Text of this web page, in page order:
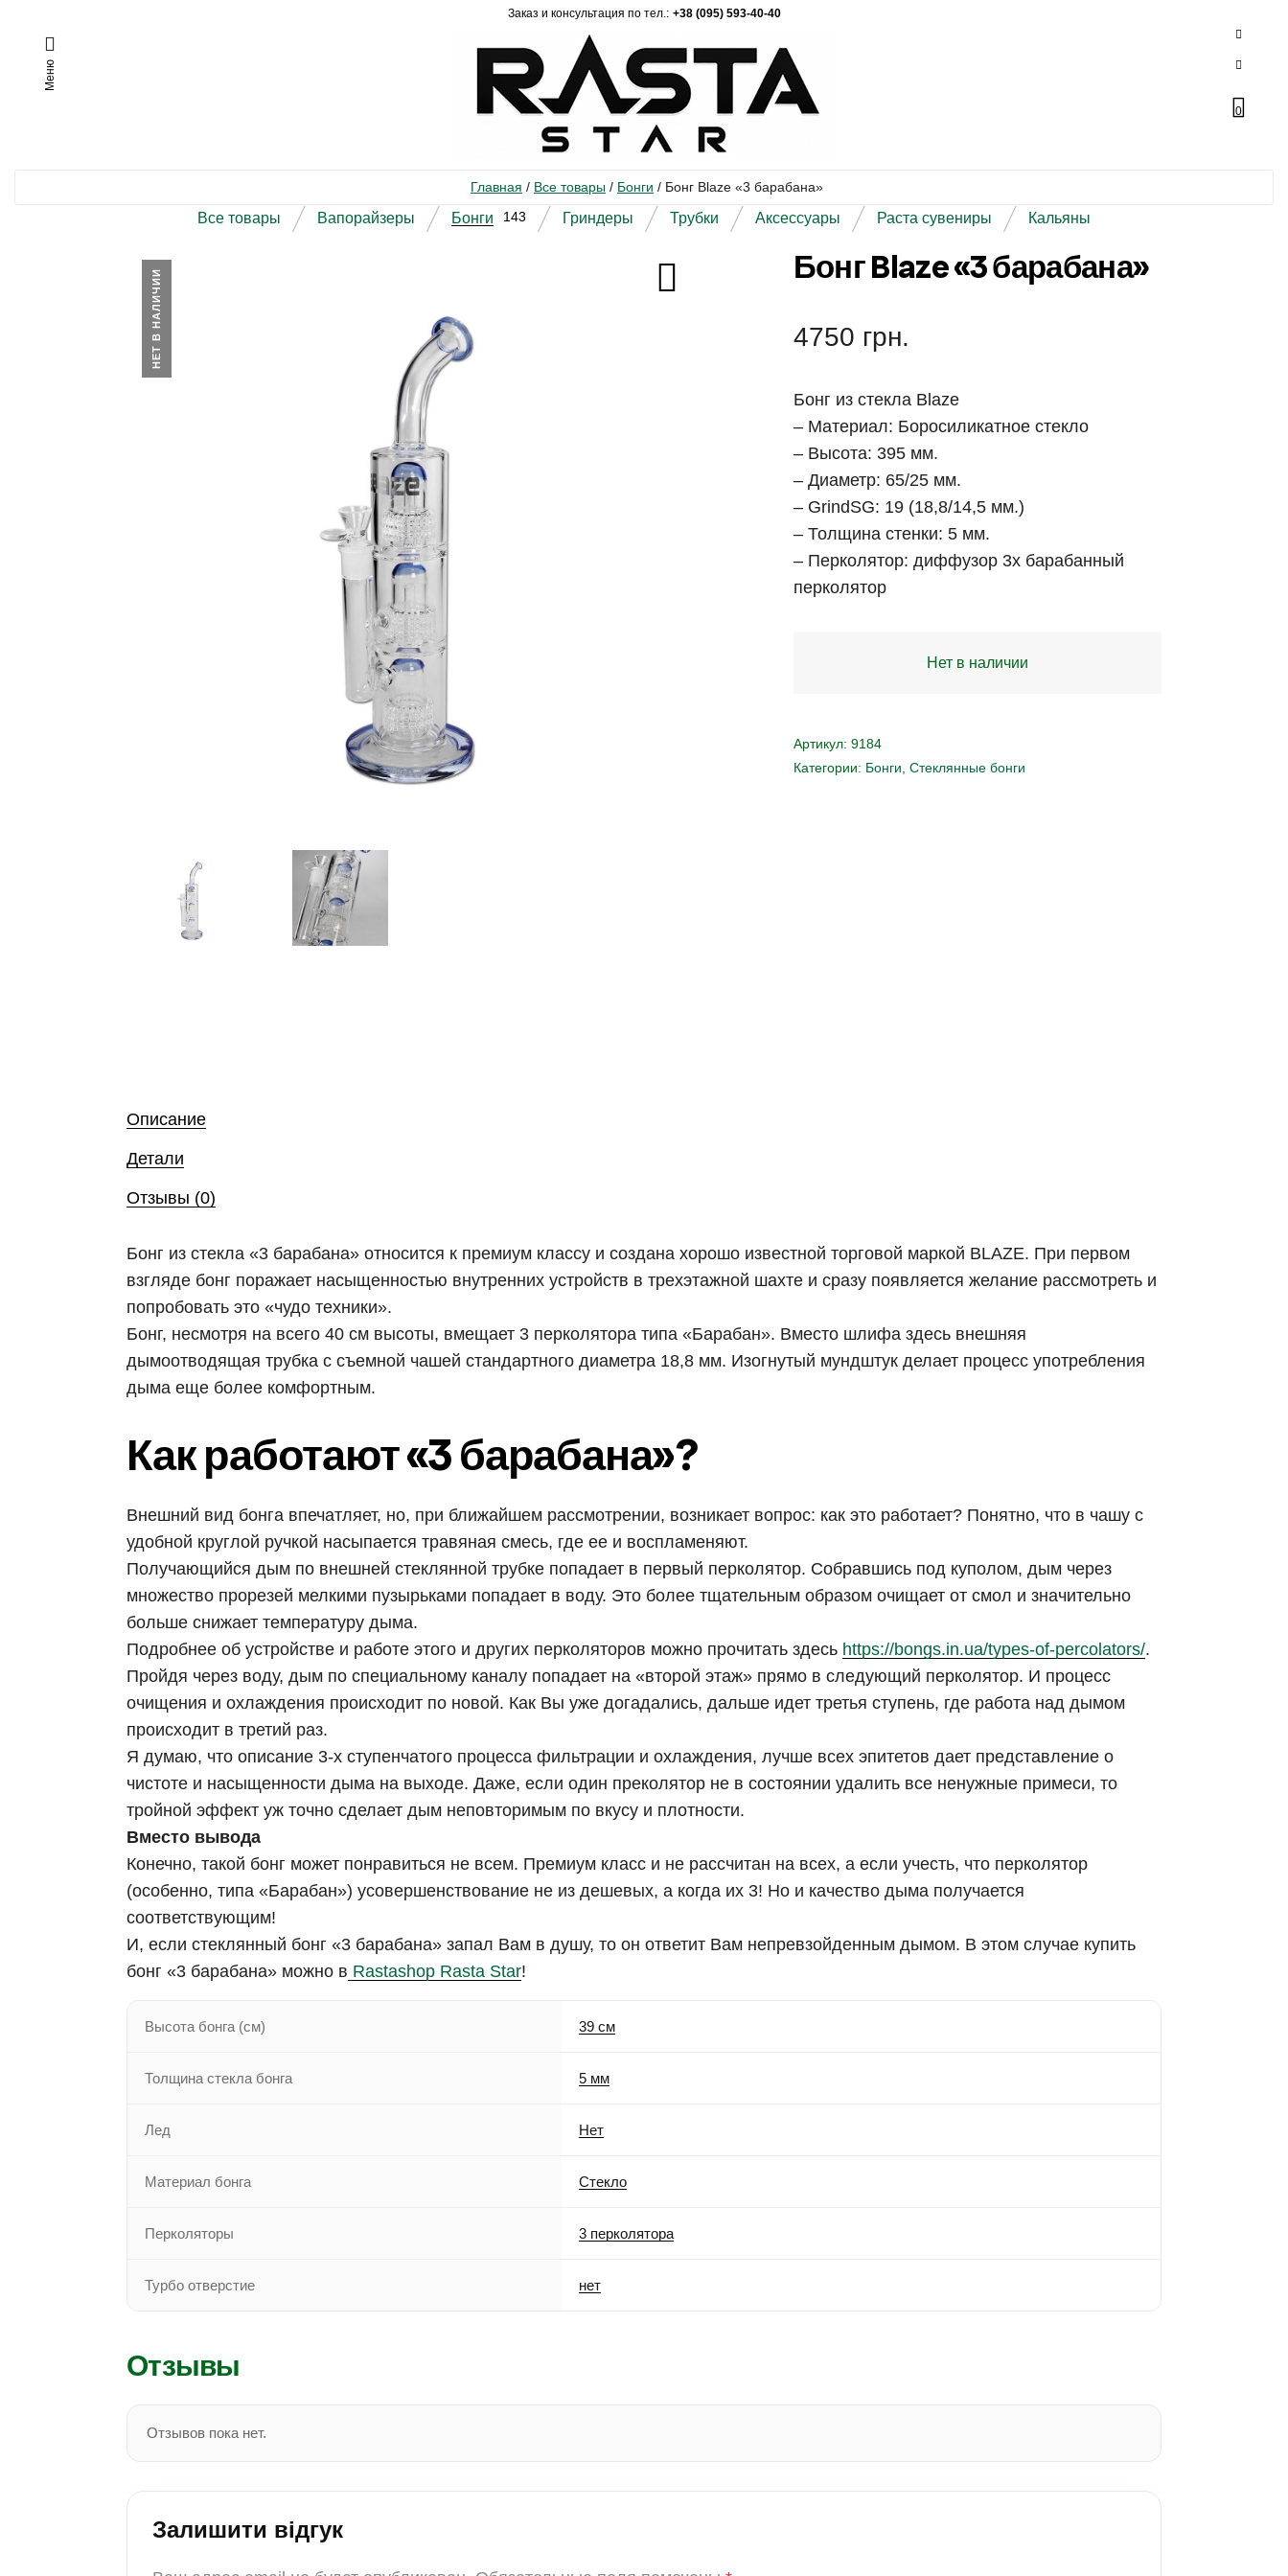
Заказ и консультация по тел.: +38 (095) 593-40-40
Меню
0
Главная / Все товары / Бонги / Бонг Blaze «3 барабана»
Все товары Вапорайзеры Бонги 143 Гриндеры Трубки Аксессуары Раста сувениры Кальяны
НЕТ В НАЛИЧИИ
Бонг Blaze «3 барабана»
4750 грн.
Бонг из стекла Blaze
– Материал: Боросиликатное стекло
– Высота: 395 мм.
– Диаметр: 65/25 мм.
– GrindSG: 19 (18,8/14,5 мм.)
– Толщина стенки: 5 мм.
– Перколятор: диффузор 3x барабанный
перколятор
Нет в наличии
Артикул: 9184
Категории: Бонги Стеклянные бонги
Описание
Детали
Отзывы (0)
Бонг из стекла «3 барабана» относится к премиум классу и создана хорошо известной торговой маркой BLAZE. При первом
взгляде бонг поражает насыщенностью внутренних устройств в трехэтажной шахте и сразу появляется желание рассмотреть и
попробовать это «чудо техники».
Бонг, несмотря на всего 40 см высоты, вмещает 3 перколятора типа «Барабан». Вместо шлифа здесь внешняя
дымоотводящая трубка с съемной чашей стандартного диаметра 18,8 мм. Изогнутый мундштук делает процесс употребления
дыма еще более комфортным.
Как работают «3 барабана»?
Внешний вид бонга впечатляет, но, при ближайшем рассмотрении, возникает вопрос: как это работает? Понятно, что в чашу с
удобной круглой ручкой насыпается травяная смесь, где ее и воспламеняют.
Получающийся дым по внешней стеклянной трубке попадает в первый перколятор. Собравшись под куполом, дым через
множество прорезей мелкими пузырьками попадает в воду. Это более тщательным образом очищает от смол и значительно
больше снижает температуру дыма.
Подробнее об устройстве и работе этого и других перколяторов можно прочитать здесь https://bongs.in.ua/types-of-percolators/.
Пройдя через воду, дым по специальному каналу попадает на «второй этаж» прямо в следующий перколятор. И процесс
очищения и охлаждения происходит по новой. Как Вы уже догадались, дальше идет третья ступень, где работа над дымом
происходит в третий раз.
Я думаю, что описание 3-х ступенчатого процесса фильтрации и охлаждения, лучше всех эпитетов дает представление о
чистоте и насыщенности дыма на выходе. Даже, если один преколятор не в состоянии удалить все ненужные примеси, то
тройной эффект уж точно сделает дым неповторимым по вкусу и плотности.
Вместо вывода
Конечно, такой бонг может понравиться не всем. Премиум класс и не рассчитан на всех, а если учесть, что перколятор
(особенно, типа «Барабан») усовершенствование не из дешевых, а когда их 3! Но и качество дыма получается
соответствующим!
И, если стеклянный бонг «3 барабана» запал Вам в душу, то он ответит Вам непревзойденным дымом. В этом случае купить
бонг «3 барабана» можно в Rastashop Rasta Star!
Высота бонга (см) 39 см
Толщина стекла бонга 5 мм
Лед Нет
Материал бонга Стекло
Перколяторы 3 перколятора
Турбо отверстие нет
Отзывы
Отзывов пока нет.
Залишити відгук